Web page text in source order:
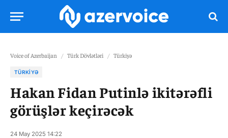
Voice of Azerbaijan / Türk Dövlətləri / Türkiyə
TÜRKIYƏ
Hakan Fidan Putinlə ikitərəfli
görüşlər keçirəcək
24 May 2025 14:22